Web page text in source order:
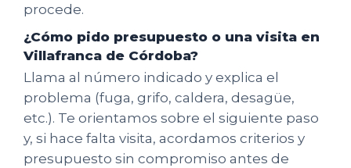
procede.
¿Cómo pido presupuesto o una visita en
Villafranca de Córdoba?
Llama al número indicado y explica el
problema (fuga, grifo, caldera, desagüe,
etc.). Te orientamos sobre el siguiente paso
y, si hace falta visita, acordamos criterios y
presupuesto sin compromiso antes de